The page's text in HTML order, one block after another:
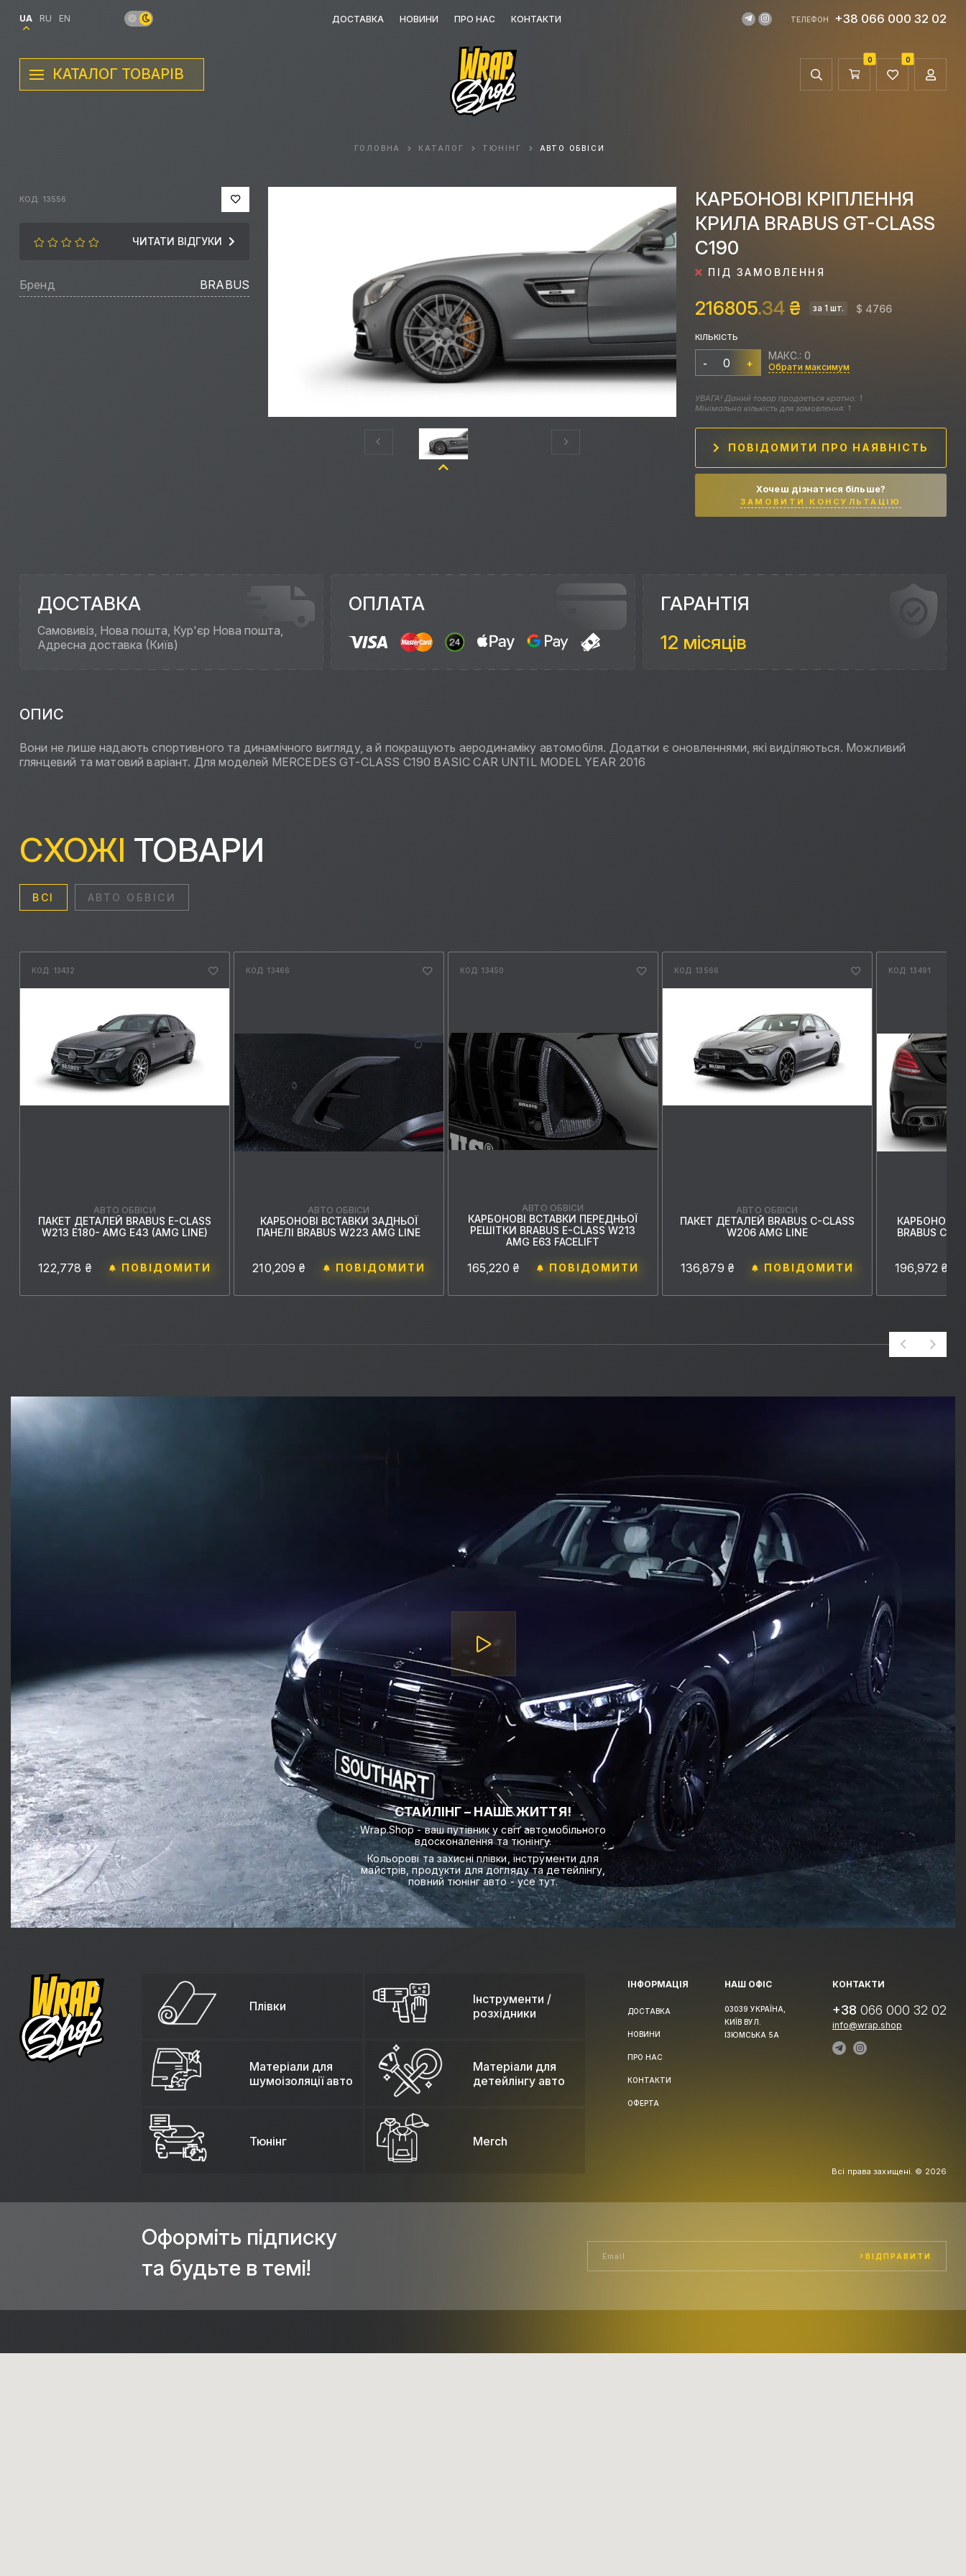
UA RU EN ДОСТАВКА НОВИНИ ПРО НАС КОНТАКТИ ТЕЛЕФОН +38 066 000 32 02
КАТАЛОГ ТОВАРІВ
0 0
ГОЛОВНА КАТАЛОГ ТЮНІНГ АВТО ОБВІСИ
КОД: 13556
ЧИТАТИ ВІДГУКИ
Бренд BRABUS
КАРБОНОВІ КРІПЛЕННЯ
КРИЛА BRABUS GT-CLASS
C190
ПІД ЗАМОВЛЕННЯ
216805.34 ₴ за 1 шт. $ 4766
КІЛЬКІСТЬ
- +
МАКС.: 0
Обрати максимум
УВАГА! Даний товар продається кратно: 1
Мінімальна кількість для замовлення: 1
ПОВІДОМИТИ ПРО НАЯВНІСТЬ
Хочеш дізнатися більше?
ЗАМОВИТИ КОНСУЛЬТАЦІЮ
ДОСТАВКА
Самовивіз, Нова пошта, Кур'єр Нова пошта,
Адресна доставка (Київ)
ОПЛАТА
ГАРАНТІЯ
12 місяців
ОПИС
Вони не лише надають спортивного та динамічного вигляду, а й покращують аеродинаміку автомобіля. Додатки є оновленнями, які виділяються. Можливий
глянцевий та матовий варіант. Для моделей MERCEDES GT-CLASS C190 BASIC CAR UNTIL MODEL YEAR 2016
СХОЖІ ТОВАРИ
ВСІ АВТО ОБВІСИ
КОД: 13432
АВТО ОБВІСИ
ПАКЕТ ДЕТАЛЕЙ BRABUS E-CLASS
W213 E180- AMG E43 (AMG LINE)
122,778 ₴ ПОВІДОМИТИ
КОД: 13466
АВТО ОБВІСИ
КАРБОНОВІ ВСТАВКИ ЗАДНЬОЇ
ПАНЕЛІ BRABUS W223 AMG LINE
210,209 ₴ ПОВІДОМИТИ
КОД: 13450
АВТО ОБВІСИ
КАРБОНОВІ ВСТАВКИ ПЕРЕДНЬОЇ
РЕШІТКИ BRABUS E-CLASS W213
AMG E63 FACELIFT
165,220 ₴ ПОВІДОМИТИ
КОД: 13566
АВТО ОБВІСИ
ПАКЕТ ДЕТАЛЕЙ BRABUS C-CLASS
W206 AMG LINE
136,879 ₴ ПОВІДОМИТИ
КОД: 13491
BRABUS C-
196,972 ₴
СТАЙЛІНГ – НАШЕ ЖИТТЯ!
Wrap.Shop - ваш путівник у світ автомобільного
вдосконалення та тюнінгу.
Кольорові та захисні плівки, інструменти для
майстрів, продукти для догляду та детейлінгу,
повний тюнінг авто - усе тут.
Плівки
Інструменти /
розхідники
Матеріали для
шумоізоляції авто
Матеріали для
детейлінгу авто
Тюнінг Merch
ІНФОРМАЦІЯ
ДОСТАВКА
НОВИНИ
ПРО НАС
КОНТАКТИ
ОФЕРТА
НАШ ОФІС
03039 УКРАЇНА,
КИЇВ ВУЛ.
ІЗЮМСЬКА 5А
КОНТАКТИ
+38 066 000 32 02
info@wrap.shop
Всі права захищені. © 2026
Оформіть підписку
та будьте в темі!
ВІДПРАВИТИ